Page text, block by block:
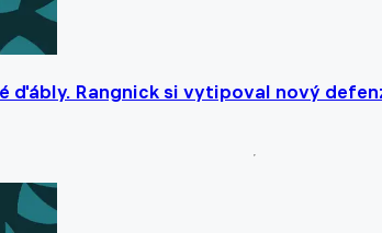
ďábly. Rangnick si vytipoval nový